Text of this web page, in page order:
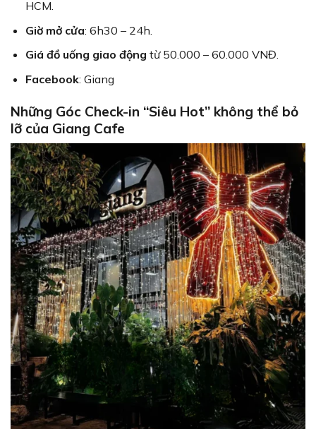
HCM.
Giờ mở cửa: 6h30 – 24h.
Giá đồ uống giao động từ 50.000 – 60.000 VNĐ.
Facebook: Giang
Những Góc Check-in “Siêu Hot” không thể bỏ
lỡ của Giang Cafe